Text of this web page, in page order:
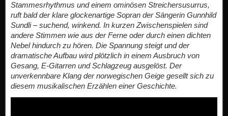
Stammesrhythmus und einem ominösen Streichersusurrus,
ruft bald der klare glockenartige Sopran der Sängerin Gunnhild
Sundli – suchend, winkend. In kurzen Zwischenspielen sind
andere Stimmen wie aus der Ferne oder durch einen dichten
Nebel hindurch zu hören. Die Spannung steigt und der
dramatische Aufbau wird plötzlich in einem Ausbruch von
Gesang, E-Gitarren und Schlagzeug ausgelöst. Der
unverkennbare Klang der norwegischen Geige gesellt sich zu
diesem musikalischen Erzählen einer Geschichte.